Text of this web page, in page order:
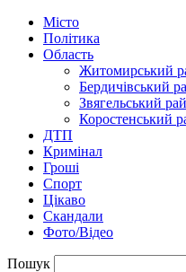
Місто
Політика
Область
Житомирський
Бердичівський
Звягельський
Коростенський
ДТП
Кримінал
Гроші
Спорт
Цікаво
Скандали
Фото/Відео
Пошук